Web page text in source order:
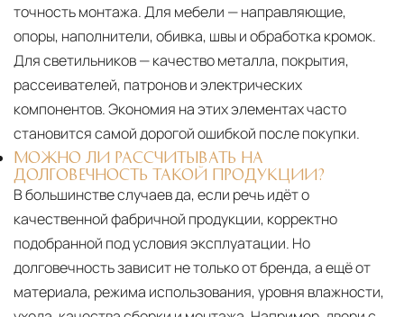
точность монтажа. Для мебели — направляющие,
опоры, наполнители, обивка, швы и обработка кромок.
Для светильников — качество металла, покрытия,
рассеивателей, патронов и электрических
компонентов. Экономия на этих элементах часто
становится самой дорогой ошибкой после покупки.
МОЖНО ЛИ РАССЧИТЫВАТЬ НА
ДОЛГОВЕЧНОСТЬ ТАКОЙ ПРОДУКЦИИ?
В большинстве случаев да, если речь идёт о
качественной фабричной продукции, корректно
подобранной под условия эксплуатации. Но
долговечность зависит не только от бренда, а ещё от
материала, режима использования, уровня влажности,